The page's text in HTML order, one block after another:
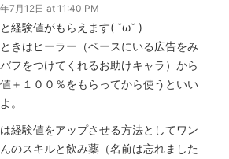
7月12日 at 11:40 PM
経験値がもらえます( ˘ω˘ )
きはヒーラー（ベースにいる広告をみ
フをつけてくれるお助けキャラ）から
＋１００％をもらってから使うといい
。
経験値をアップさせる方法としてワン
のスキルと飲み薬（名前は忘れました